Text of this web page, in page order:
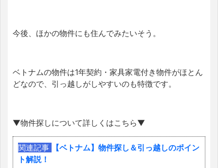
今後、ほかの物件にも住んでみたいそう。
ベトナムの物件は1年契約・家具家電付き物件がほとん
どなので、引っ越しがしやすいのも特徴です。
▼物件探しについて詳しくはこちら▼
関連記事
【ベトナム】物件探し＆引っ越しのポイン
ト解説！